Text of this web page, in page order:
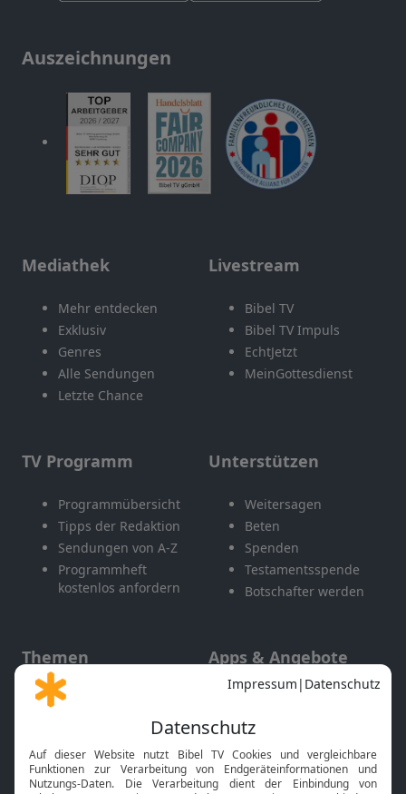
Auszeichnungen
Mediathek
Mehr entdecken
Exklusiv
Genres
Alle Sendungen
Letzte Chance
Livestream
Bibel TV
Bibel TV Impuls
EchtJetzt
MeinGottesdienst
TV Programm
Programmübersicht
Tipps der Redaktion
Sendungen von A-Z
Programmheft
kostenlos anfordern
Unterstützen
Weitersagen
Beten
Spenden
Testamentsspende
Botschafter werden
Themen
Gott und Bibel erklärt
Neuigkeiten
Apps & Angebote
Mobile App
Smart TV
HbbTV